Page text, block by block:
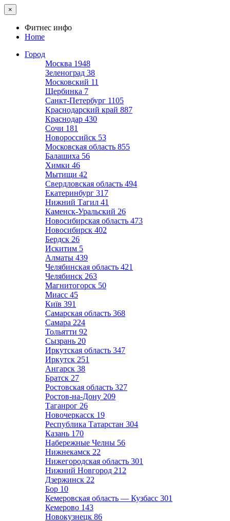
×
Фитнес инфо
Home
Город
Москва 1948
Зеленоград 38
Московский 11
Щербинка 7
Санкт-Петербург 1105
Краснодарский край 887
Краснодар 430
Сочи 181
Новороссийск 53
Московская область 855
Балашиха 56
Химки 46
Мытищи 42
Свердловская область 494
Екатеринбург 317
Нижний Тагил 41
Каменск-Уральский 26
Новосибирская область 473
Новосибирск 402
Бердск 26
Искитим 5
Алматы 439
Челябинская область 421
Челябинск 263
Магнитогорск 50
Миасс 45
Київ 391
Самарская область 368
Самара 224
Тольятти 92
Сызрань 20
Иркутская область 347
Иркутск 251
Ангарск 38
Братск 27
Ростовская область 327
Ростов-на-Дону 209
Таганрог 26
Новочеркасск 19
Республика Татарстан 304
Казань 170
Набережные Челны 56
Нижнекамск 22
Нижегородская область 301
Нижний Новгород 212
Дзержинск 22
Бор 10
Кемеровская область — Кузбасс 301
Кемерово 143
Новокузнецк 86